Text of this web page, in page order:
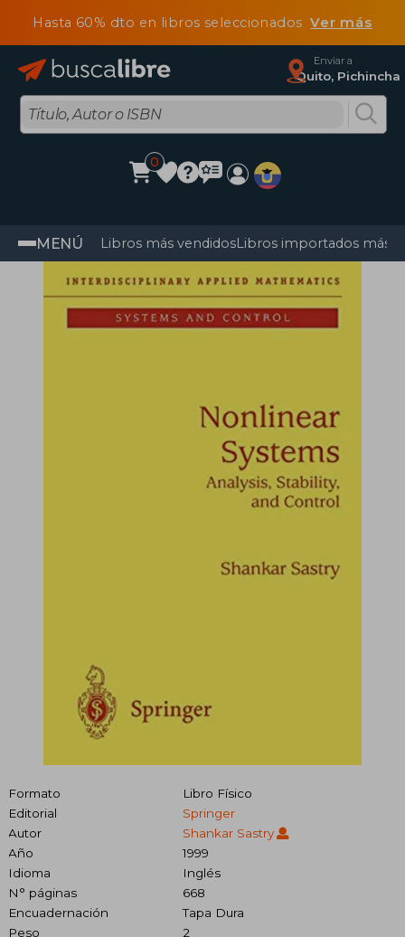
Hasta 60% dto en libros seleccionadosVer más
Enviar a
Quito, Pichincha
0
MENÚ Libros más vendidosLibros importados más
Formato
Libro Físico
Editorial
Springer
Autor
Shankar Sastry
Año
1999
Idioma
Inglés
N° páginas
668
Encuadernación
Tapa Dura
Peso
2